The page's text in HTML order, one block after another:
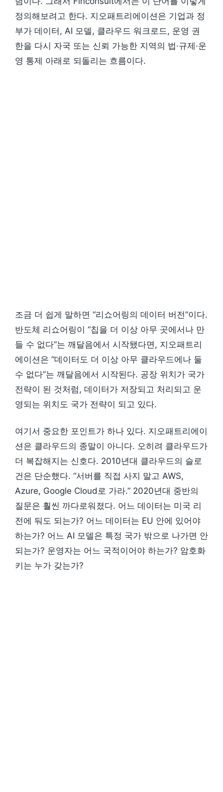
정의해보려고 한다. 지오패트리에이션은 기업과 정
부가 데이터, AI 모델, 클라우드 워크로드, 운영 권
한을 다시 자국 또는 신뢰 가능한 지역의 법·규제·운
영 통제 아래로 되돌리는 흐름이다.
조금 더 쉽게 말하면 “리쇼어링의 데이터 버전”이다.
반도체 리쇼어링이 “칩을 더 이상 아무 곳에서나 만
들 수 없다”는 깨달음에서 시작됐다면, 지오패트리
에이션은 “데이터도 더 이상 아무 클라우드에나 둘
수 없다”는 깨달음에서 시작된다. 공장 위치가 국가
전략이 된 것처럼, 데이터가 저장되고 처리되고 운
영되는 위치도 국가 전략이 되고 있다.
여기서 중요한 포인트가 하나 있다. 지오패트리에이
션은 클라우드의 종말이 아니다. 오히려 클라우드가
더 복잡해지는 신호다. 2010년대 클라우드의 슬로
건은 단순했다. “서버를 직접 사지 말고 AWS,
Azure, Google Cloud로 가라.” 2020년대 중반의
질문은 훨씬 까다로워졌다. 어느 데이터는 미국 리
전에 둬도 되는가? 어느 데이터는 EU 안에 있어야
하는가? 어느 AI 모델은 특정 국가 밖으로 나가면 안
되는가? 운영자는 어느 국적이어야 하는가? 암호화
키는 누가 갖는가?